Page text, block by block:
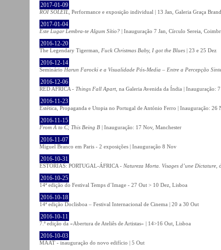
2017-01-09
ROI SOLEIL , Performance e exposição individual | 13 Jan, Galeria Graça
2017-01-04
Este Lugar Lembra-te Algum Sítio? | Inauguração 7 Jan, Círculo Sereia,
2016-12-20
The Legendary Tigerman, Fuck Christmas Baby, I got the Blues | 23 e 25 Dez
2016-12-14
Seminário Harun Farocki e a Visualidade Pós-Media – Entre a Percepção
2016-12-06
RED AFRICA - Things Fall Apart , na Galeria Avenida da Índia | Inauguração:
2016-11-23
Estética, Propaganda e Utopia no Portugal de António Ferro | Inauguração: 26
2016-11-15
From A to C; This Being B | Inauguração: 17 Nov, Manchester
2016-11-07
Miguel Branco em Paris - 2 exposições | Inauguração 8 Nov
2016-10-31
ESTÓRIAS: PORTUGAL-ÁFRICA - Natureza Morta. Visages d’une Dictature
2016-10-25
14ª edição do Festival Temps d´Image - 27 Out > 10 Dez, Lisboa
2016-10-18
14ª edição Doclisboa – Festival Internacional de Cinema | 20 a 30 Out
2016-10-11
7.ª edição da «Abertura de Ateliês de Artistas» | 14>16 Out, Lisboa
2016-10-03
MAAT - inauguração do novo edifício | 5 Out